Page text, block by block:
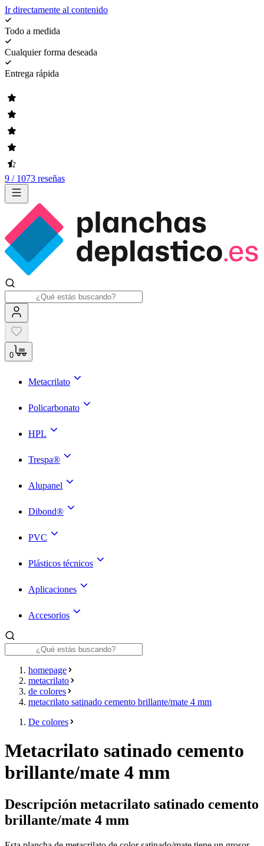
Ir directamente al contenido
Todo a medida
Cualquier forma deseada
Entrega rápida
9 / 1073 reseñas
0
Metacrilato
Policarbonato
HPL
Trespa®
Alupanel
Dibond®
PVC
Plásticos técnicos
Aplicaciones
Accesorios
homepage
metacrilato
de colores
metacrilato satinado cemento brillante/mate 4 mm
De colores
Metacrilato satinado cemento
brillante/mate 4 mm
Descripción metacrilato satinado cemento
brillante/mate 4 mm